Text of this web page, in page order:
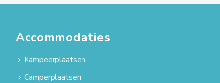
Accommodaties
Kampeerplaatsen
Camperplaatsen